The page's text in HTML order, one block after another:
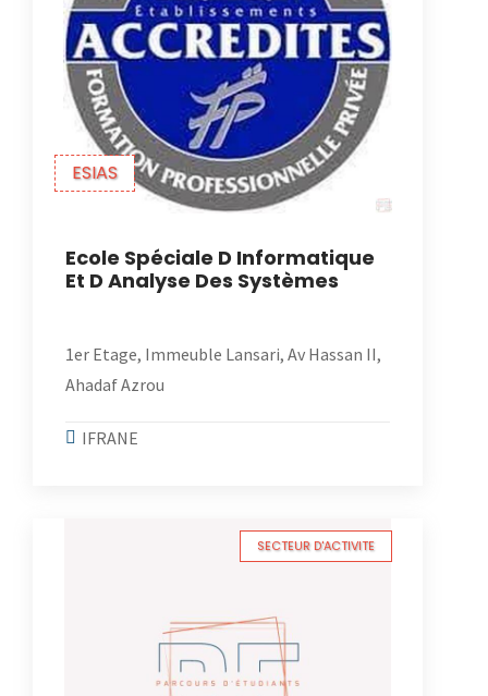
ESIAS
Ecole Spéciale D Informatique
Et D Analyse Des Systèmes
1er Etage, Immeuble Lansari, Av Hassan II,
Ahadaf Azrou
IFRANE
SECTEUR D'ACTIVITE